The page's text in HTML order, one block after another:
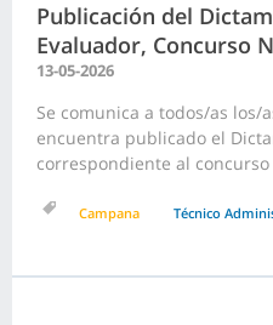
Publicación del
Evaluador, Concurso
13-05-2026
Se comunica a todos/as los/
encuentra publicado el
correspondiente al concurso
Campana Técnico